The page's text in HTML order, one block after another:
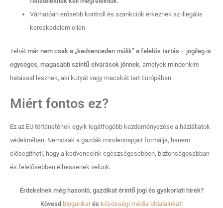
Várhatóan erősebb kontroll és szankciók érkeznek az illegális
kereskedelem ellen.
Tehát már nem csak a „kedvenceden múlik” a felelős tartás – jogilag is
egységes, magasabb szintű elvárások jönnek, amelyek mindenkire
hatással lesznek, aki kutyát vagy macskát tart Európában.
Miért fontos ez?
Ez az EU történetének egyik legátfogóbb kezdeményezése a háziállatok
védelmében. Nemcsak a gazdák mindennapjait formálja, hanem
elősegítheti, hogy a kedvenceink egészségesebben, biztonságosabban
és felelősebben élhessenek velünk.
Érdekelnek még hasonló, gazdikat érintő jogi és gyakorlati hírek?
Kövesd blogunkat és közösségi média oldalainkat!